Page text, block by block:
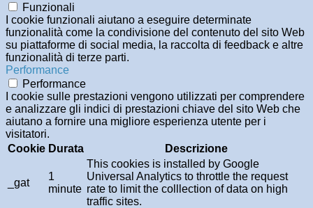
Funzionali
I cookie funzionali aiutano a eseguire determinate
funzionalità come la condivisione del contenuto del sito Web
su piattaforme di social media, la raccolta di feedback e altre
funzionalità di terze parti.
Performance
Performance
I cookie sulle prestazioni vengono utilizzati per comprendere
e analizzare gli indici di prestazioni chiave del sito Web che
aiutano a fornire una migliore esperienza utente per i
visitatori.
Cookie Durata Descrizione
_gat
1
minute
This cookies is installed by Google
Universal Analytics to throttle the request
rate to limit the colllection of data on high
traffic sites.